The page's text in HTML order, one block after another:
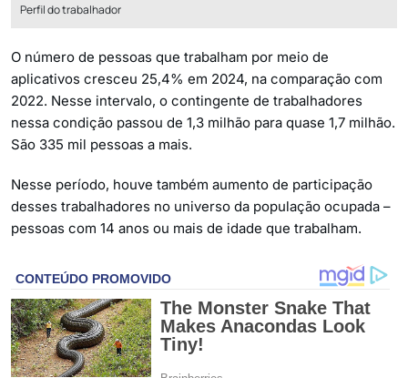
Perfil do trabalhador
O número de pessoas que trabalham por meio de
aplicativos cresceu 25,4% em 2024, na comparação com
2022. Nesse intervalo, o contingente de trabalhadores
nessa condição passou de 1,3 milhão para quase 1,7 milhão.
São 335 mil pessoas a mais.
Nesse período, houve também aumento de participação
desses trabalhadores no universo da população ocupada –
pessoas com 14 anos ou mais de idade que trabalham.